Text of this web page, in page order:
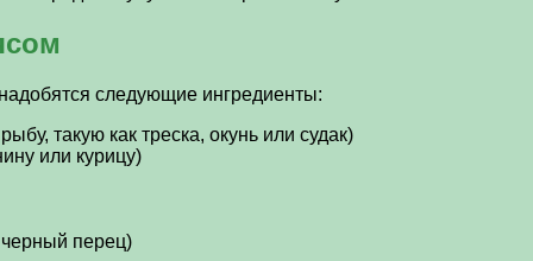
следующие ингредиенты:
такую как треска, окунь или судак)
или курицу)
перец)